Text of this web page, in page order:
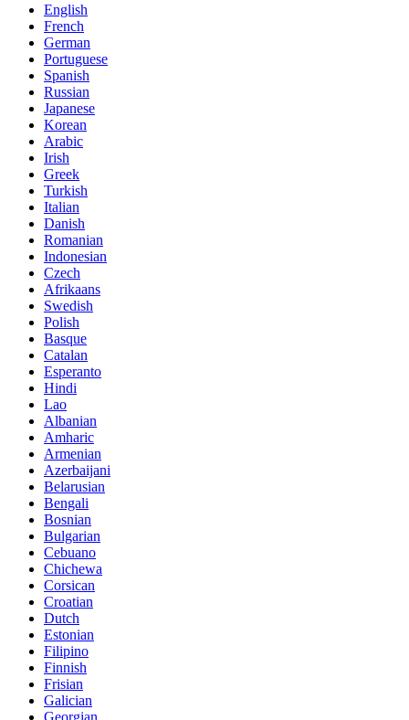
English
French
German
Portuguese
Spanish
Russian
Japanese
Korean
Arabic
Irish
Greek
Turkish
Italian
Danish
Romanian
Indonesian
Czech
Afrikaans
Swedish
Polish
Basque
Catalan
Esperanto
Hindi
Lao
Albanian
Amharic
Armenian
Azerbaijani
Belarusian
Bengali
Bosnian
Bulgarian
Cebuano
Chichewa
Corsican
Croatian
Dutch
Estonian
Filipino
Finnish
Frisian
Galician
Georgian